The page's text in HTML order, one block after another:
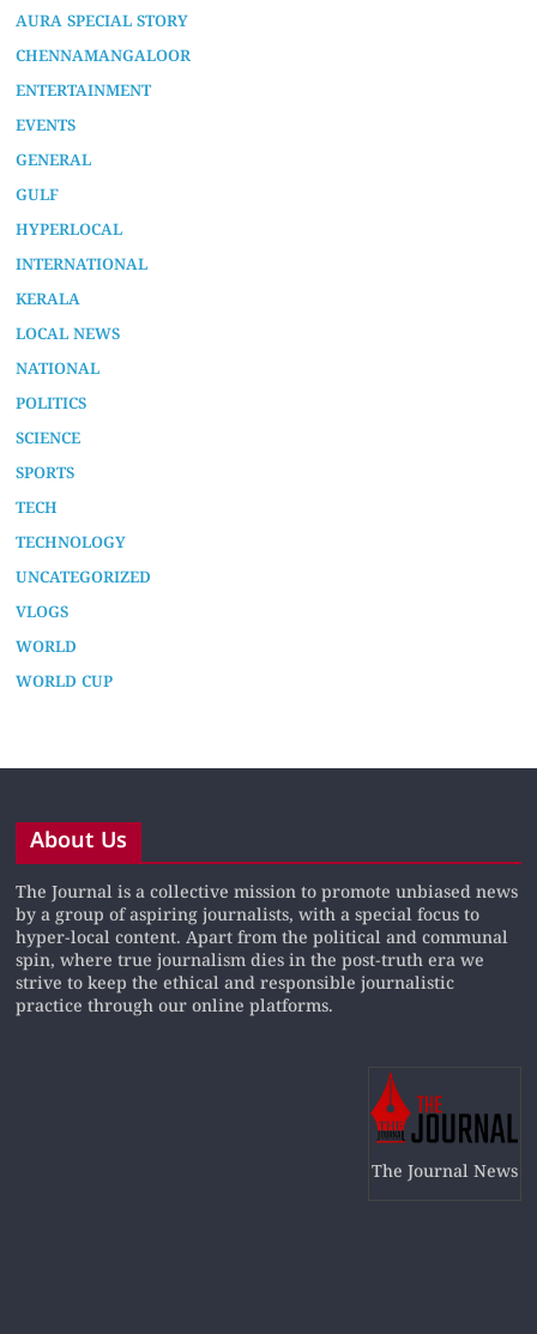
AURA SPECIAL STORY
CHENNAMANGALOOR
ENTERTAINMENT
EVENTS
GENERAL
GULF
HYPERLOCAL
INTERNATIONAL
KERALA
LOCAL NEWS
NATIONAL
POLITICS
SCIENCE
SPORTS
TECH
TECHNOLOGY
UNCATEGORIZED
VLOGS
WORLD
WORLD CUP
About Us
The Journal is a collective mission to promote unbiased news
by a group of aspiring journalists, with a special focus to
hyper-local content. Apart from the political and communal
spin, where true journalism dies in the post-truth era we
strive to keep the ethical and responsible journalistic
practice through our online platforms.
The Journal News